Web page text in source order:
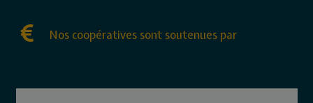
Nos coopératives sont soutenues par